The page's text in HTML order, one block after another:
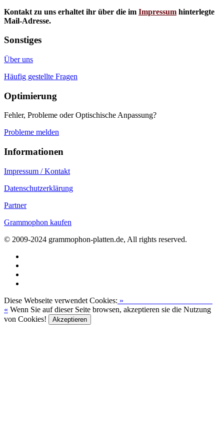
Kontakt zu uns erhaltet ihr über die im Impressum hinterlegte
Mail-Adresse.
Sonstiges
Über uns
Häufig gestellte Fragen
Optimierung
Fehler, Probleme oder Optischische Anpassung?
Probleme melden
Informationen
Impressum / Kontakt
Datenschutzerklärung
Partner
Grammophon kaufen
© 2009-2024 grammophon-platten.de, All rights reserved.
Diese Webseite verwendet Cookies: »
« Wenn Sie auf dieser Seite browsen, akzeptieren sie die Nutzung
von Cookies!
Akzeptieren